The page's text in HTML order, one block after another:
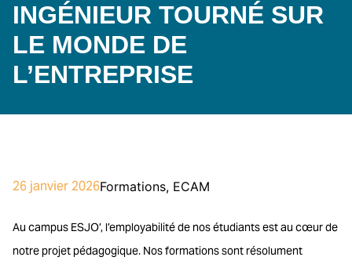
INGÉNIEUR TOURNÉ SUR
LE MONDE DE
L’ENTREPRISE
26 janvier 2026Formations, ECAM
Au campus ESJO’, l’employabilité de nos étudiants est au cœur de
notre projet pédagogique. Nos formations sont résolument